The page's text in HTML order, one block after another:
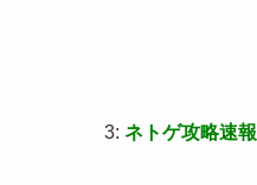
3: ネトゲ攻略速報